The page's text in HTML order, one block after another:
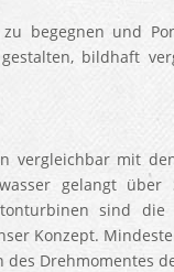
begegnen und
bildhaft
vergleichbar mit
gelangt über
sind die
Konzept.
Drehmomentes